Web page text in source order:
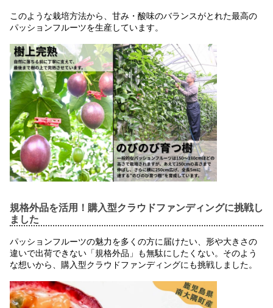
このような栽培方法から、甘み・酸味のバランスがとれた最高の
パッションフルーツを生産しています。
規格外品を活用！購入型クラウドファンディングに挑戦し
ました
パッションフルーツの魅力を多くの方に届けたい、形や大きさの
違いで出荷できない「規格外品」も無駄にしたくない。そのよう
な想いから、購入型クラウドファンディングにも挑戦しました。